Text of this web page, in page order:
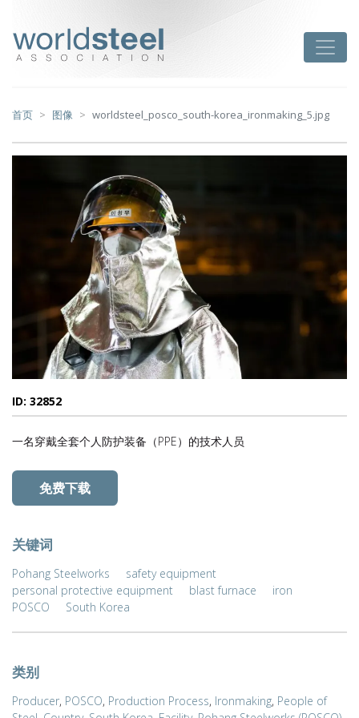
首页 图像 worldsteel_posco_south-korea_ironmaking_5.jpg
ID: 32852
一名穿戴全套个人防护装备（PPE）的技术人员
免费下载
关键词
Pohang Steelworks
safety equipment
personal protective equipment
blast furnace
iron
POSCO
South Korea
类别
Producer, POSCO, Production Process, Ironmaking, People of